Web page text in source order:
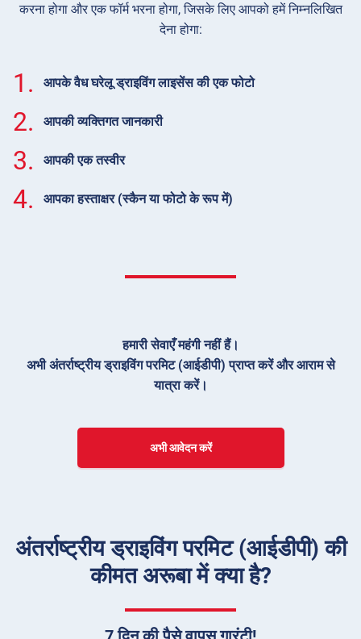
करना होगा और एक फॉर्म भरना होगा, जिसके लिए आपको हमें निम्नलिखित
देना होगा:
1. आपके वैध घरेलू ड्राइविंग लाइसेंस की एक फोटो
2. आपकी व्यक्तिगत जानकारी
3. आपकी एक तस्वीर
4. आपका हस्ताक्षर (स्कैन या फोटो के रूप में)
हमारी सेवाएँ महंगी नहीं हैं।
अभी अंतर्राष्ट्रीय ड्राइविंग परमिट (आईडीपी) प्राप्त करें और आराम से
यात्रा करें।
अभी आवेदन करें
अंतर्राष्ट्रीय ड्राइविंग परमिट (आईडीपी) की
कीमत अरूबा में क्या है?